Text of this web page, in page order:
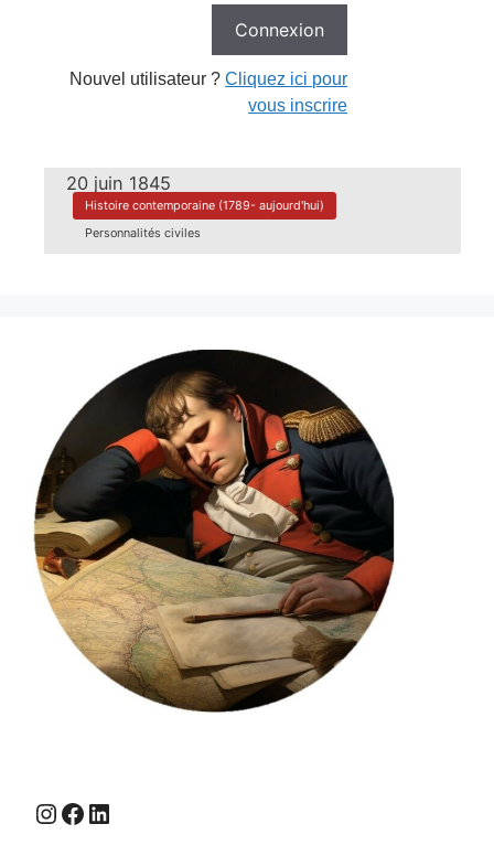
Nouvel utilisateur ?Cliquez ici pour
vous inscrire
20 juin 1845
Histoire contemporaine (1789- aujourd'hui)
Personnalités civiles
Instagram
Facebook
LinkedIn